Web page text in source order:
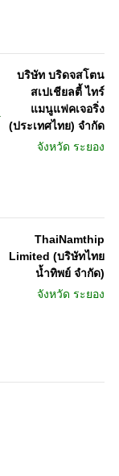
บริษัท บริดจสโตน
สเปเชียลตี้ ไทร์
แมนูแฟคเจอริ่ง
(ประเทศไทย) จำกัด
จังหวัด ระยอง
ThaiNamthip
Limited (บริษัทไทย
น้ำทิพย์ จำกัด)
จังหวัด ระยอง